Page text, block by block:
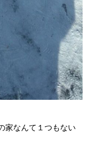
家なんて１つもない